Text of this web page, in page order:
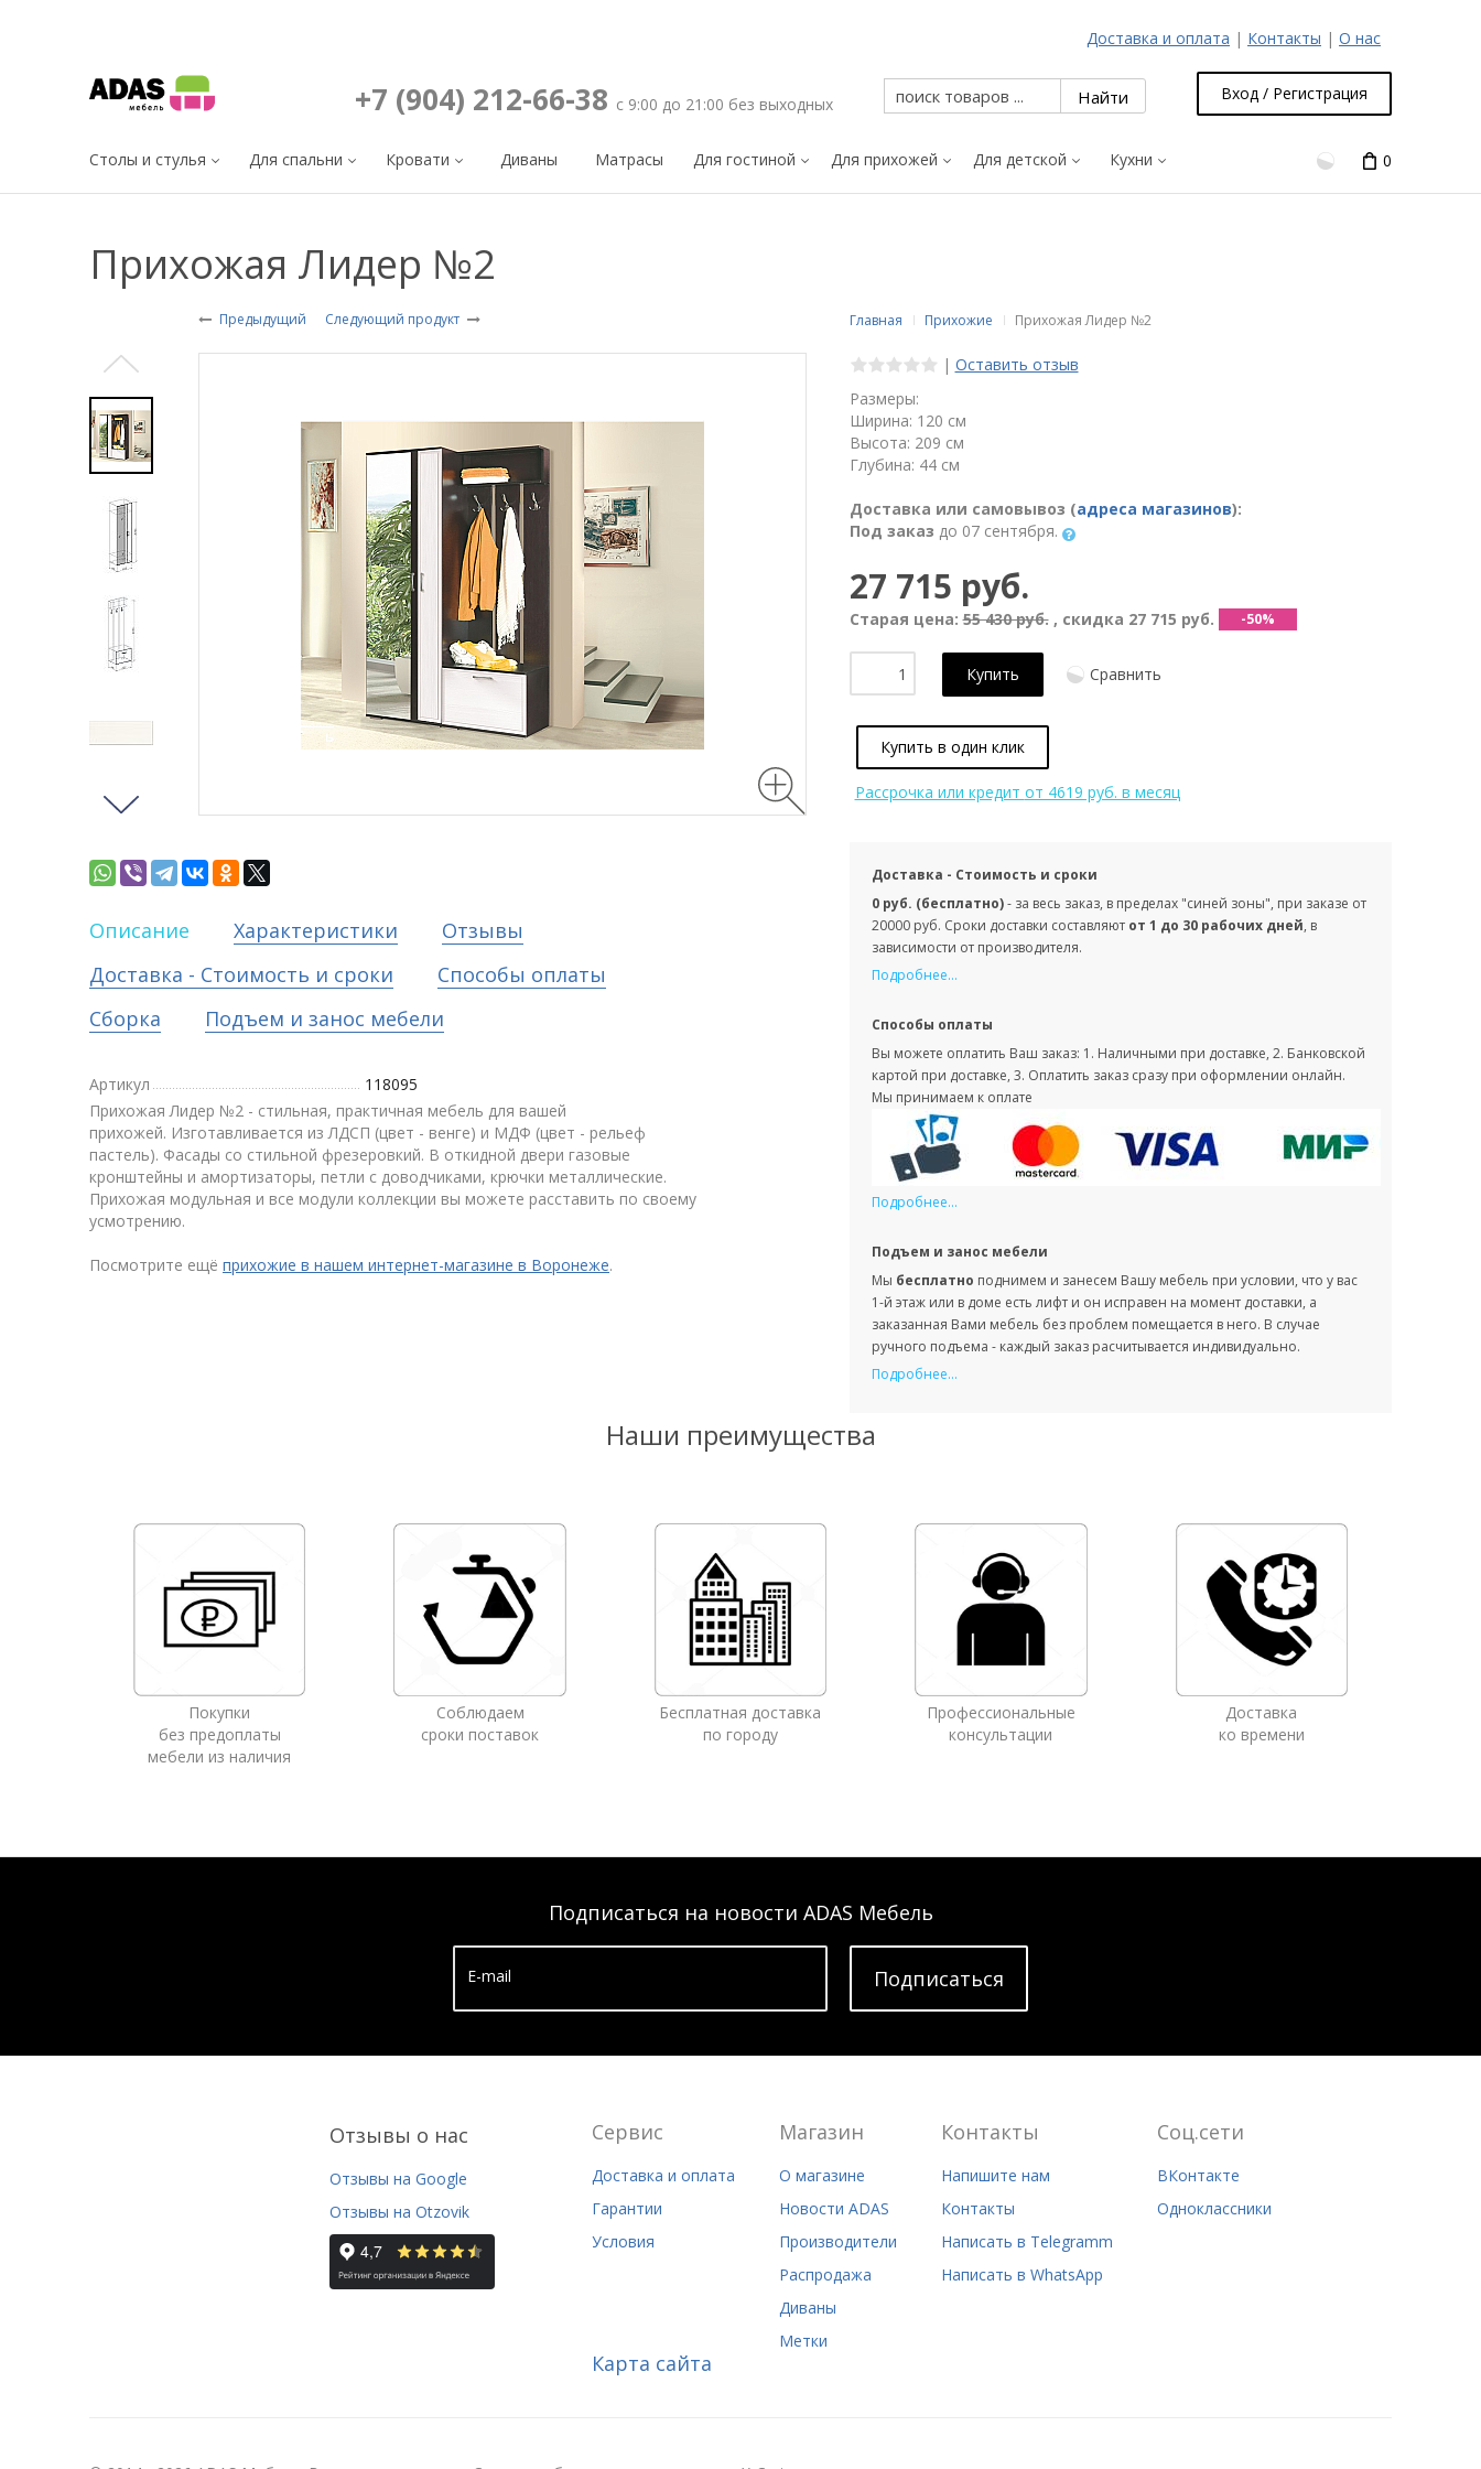
Доставка и оплата | Контакты | О нас
+7 (904) 212-66-38 с 9:00 до 21:00 без выходных
Вход / Регистрация
Столы и стулья Для спальни Кровати Диваны Матрасы Для гостиной Для прихожей Для детской Кухни 0
Прихожая Лидер №2
Предыдущий Следующий продукт Главная Прихожие Прихожая Лидер №2
| Оставить отзыв
Размеры:
Ширина: 120 см
Высота: 209 см
Глубина: 44 см
Доставка или самовывоз (адреса магазинов):
Под заказ до 07 сентября.
27 715 руб.
Старая цена:55 430 руб., скидка 27 715 руб. -50%
Купить Сравнить
Купить в один клик
Рассрочка или кредит от 4619 руб. в месяц
Доставка - Стоимость и сроки
0 руб. (бесплатно)- за весь заказ, в пределах "синей зоны", при заказе от
20000 руб. Сроки доставки составляют от 1 до 30 рабочих дней, в
зависимости от производителя.
Подробнее...
Способы оплаты
Вы можете оплатить Ваш заказ: 1. Наличными при доставке, 2. Банковской
картой при доставке, 3. Оплатить заказ сразу при оформлении онлайн.
Мы принимаем к оплате
Подробнее...
Подъем и занос мебели
Мы бесплатно поднимем и занесем Вашу мебель при условии, что у вас
1-й этаж или в доме есть лифт и он исправен на момент доставки, а
заказанная Вами мебель без проблем помещается в него. В случае
ручного подъема - каждый заказ расчитывается индивидуально.
Подробнее...
Описание Характеристики
Отзывы
Доставка - Стоимость и сроки
Способы оплаты
Сборка
Подъем и занос мебели
Артикул
118095
Прихожая Лидер №2 - стильная, практичная мебель для вашей
прихожей. Изготавливается из ЛДСП (цвет - венге) и МДФ (цвет - рельеф
пастель). Фасады со стильной фрезеровкий. В откидной двери газовые
кронштейны и амортизаторы, петли с доводчиками, крючки металлические.
Прихожая модульная и все модули коллекции вы можете расставить по своему
усмотрению.
Посмотрите ещё прихожие в нашем интернет-магазине в Воронеже.
Наши преимущества
Покупки
без предоплаты
мебели из наличия
Соблюдаем
сроки поставок
Бесплатная доставка
по городу
Профессиональные
консультации
Доставка
ко времени
Подписаться на новости ADAS Мебель
E-mail Подписатьcя
Отзывы о нас
Отзывы на Google
Отзывы на Otzovik
Сервис
Доставка и оплата
Гарантии
Условия
Магазин
О магазине
Новости ADAS
Производители
Распродажа
Диваны
Метки
Контакты
Напишите нам
Контакты
Написать в Telegramm
Написать в WhatsApp
Соц.сети
ВКонтакте
Одноклассники
Карта сайта